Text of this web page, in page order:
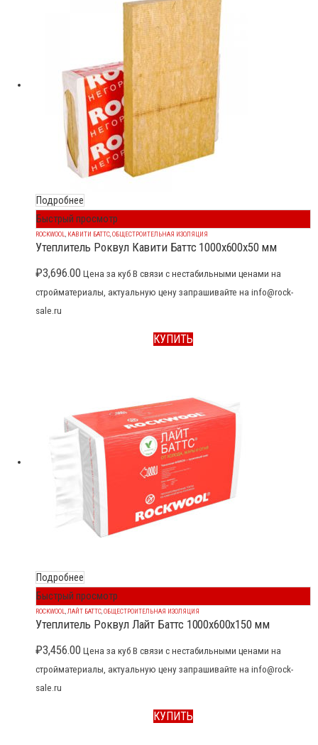
Подробнее
Быстрый просмотр
ROCKWOOL, КАВИТИ БАТТС,ОБЩЕСТРОИТЕЛЬНАЯ ИЗОЛЯЦИЯ
Утеплитель Роквул Кавити Баттс 1000x600x50 мм
₽3,696.00 Цена за куб В связи с нестабильными ценами на
стройматериалы, актуальную цену запрашивайте на info@rock-
sale.ru
КУПИТЬ
Подробнее
Быстрый просмотр
ROCKWOOL ЛАЙТ БАТТС ОБЩЕСТРОИТЕЛЬНАЯ ИЗОЛЯЦИЯ
Утеплитель Роквул Лайт Баттс 1000x600x150 мм
₽3,456.00 Цена за куб В связи с нестабильными ценами на
стройматериалы, актуальную цену запрашивайте на info@rock-
sale.ru
КУПИТЬ